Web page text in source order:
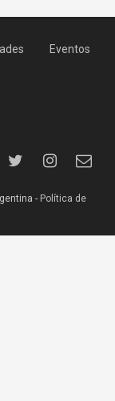
Eventos
- Política de